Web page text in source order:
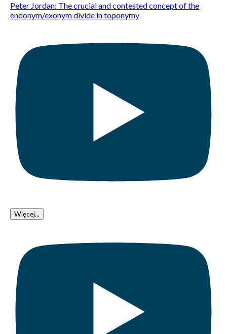
Peter Jordan: The crucial and contested concept of the
endonym/exonym divide in toponymy
Więcej...